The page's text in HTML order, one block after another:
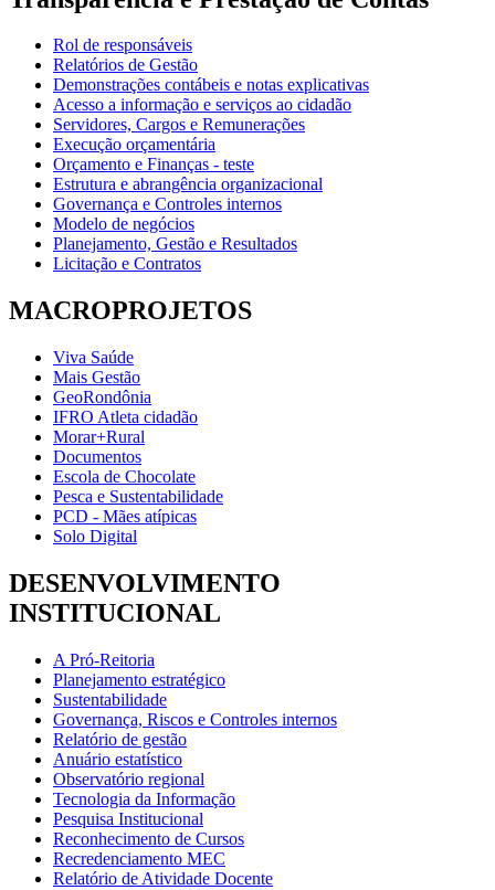
Rol de responsáveis
Relatórios de Gestão
Demonstrações contábeis e notas explicativas
Acesso a informação e serviços ao cidadão
Servidores, Cargos e Remunerações
Execução orçamentária
Orçamento e Finanças - teste
Estrutura e abrangência organizacional
Governança e Controles internos
Modelo de negócios
Planejamento, Gestão e Resultados
Licitação e Contratos
MACROPROJETOS
Viva Saúde
Mais Gestão
GeoRondônia
IFRO Atleta cidadão
Morar+Rural
Documentos
Escola de Chocolate
Pesca e Sustentabilidade
PCD - Mães atípicas
Solo Digital
DESENVOLVIMENTO
INSTITUCIONAL
A Pró-Reitoria
Planejamento estratégico
Sustentabilidade
Governança, Riscos e Controles internos
Relatório de gestão
Anuário estatístico
Observatório regional
Tecnologia da Informação
Pesquisa Institucional
Reconhecimento de Cursos
Recredenciamento MEC
Relatório de Atividade Docente